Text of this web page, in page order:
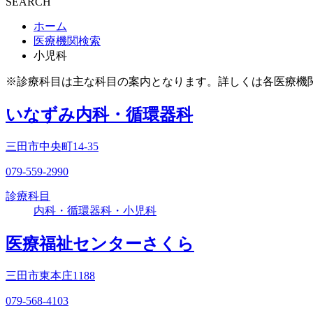
ホーム
医療機関検索
小児科
※診療科目は主な科目の案内となります。詳しくは各医療機
いなずみ内科・循環器科
三田市中央町14-35
079-559-2990
診療科目
内科・循環器科・小児科
医療福祉センターさくら
三田市東本庄1188
079-568-4103